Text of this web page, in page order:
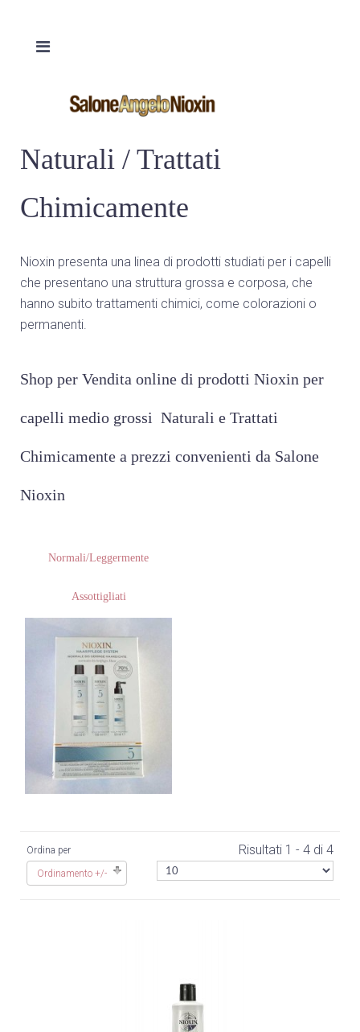
Naturali / Trattati
Chimicamente
Nioxin presenta una linea di prodotti studiati per i capelli
che presentano una struttura grossa e corposa, che
hanno subito trattamenti chimici, come colorazioni o
permanenti.
Shop per Vendita online di prodotti Nioxin per
capelli medio grossi Naturali e Trattati
Chimicamente a prezzi convenienti da Salone
Nioxin
Normali/Leggermente
Assottigliati
Ordina per
Ordinamento +/-
Risultati 1 - 4 di 4